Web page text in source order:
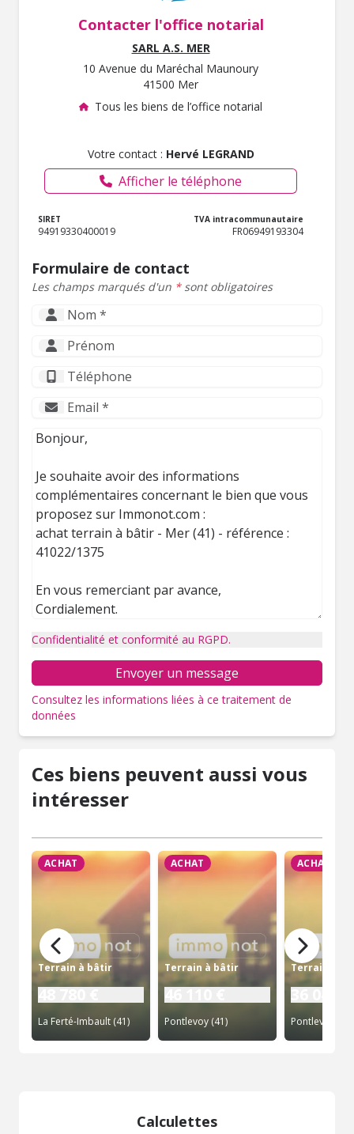
Contacter l'office notarial
SARL A.S. MER
10 Avenue du Maréchal Maunoury
41500 Mer
Tous les biens de l’office notarial
Votre contact : Hervé LEGRAND
Afficher le téléphone
SIRET
94919330400019
TVA intracommunautaire
FR06949193304
Formulaire de contact
Les champs marqués d'un *sont obligatoires
Confidentialité et conformité au RGPD.
Envoyer un message
Consultez les informations liées à ce traitement de
données
Ces biens peuvent aussi vous
intéresser
ACHAT
Terrain à bâtir
48 780 €
La Ferté-Imbault (41)
ACHAT
Terrain à bâtir
46 110 €
Pontlevoy (41)
ACHAT
Terrain à
36 040 €
Pontlevoy (41)
Calculettes